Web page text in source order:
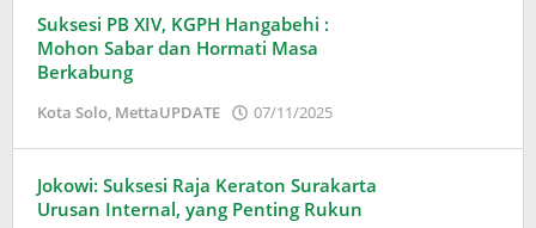
Suksesi PB XIV, KGPH Hangabehi :
Mohon Sabar dan Hormati Masa
Berkabung
Kota Solo, MettaUPDATE 07/11/2025
Jokowi: Suksesi Raja Keraton Surakarta
Urusan Internal, yang Penting Rukun